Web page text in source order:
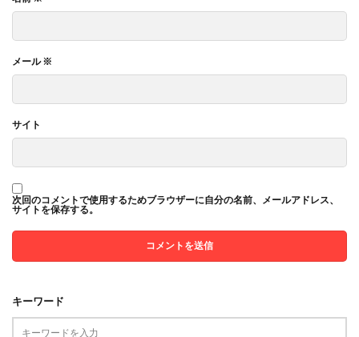
メール※
サイト
次回のコメントで使用するためブラウザーに自分の名前、メールアドレス、
サイトを保存する。
キーワード